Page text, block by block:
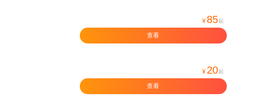
¥ 85 起
查看
¥ 20 起
查看